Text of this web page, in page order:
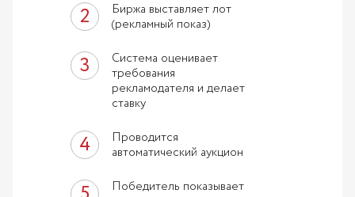
Биржа выставляет лот
(рекламный показ)
Система оценивает
требования
рекламодателя и делает
ставку
Проводится
автоматический аукцион
Победитель показывает